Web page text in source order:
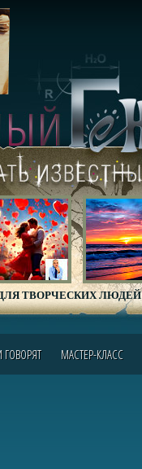
ТВОРЧЕСКИХ ЛЮДЕЙ
МАСТЕР-КЛАСС